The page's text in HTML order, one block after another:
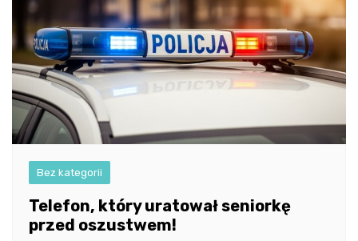
Bez kategorii
Telefon, który uratował seniorkę
przed oszustwem!